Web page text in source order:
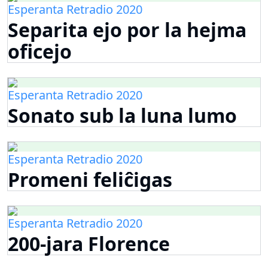
Esperanta Retradio 2020
Separita ejo por la hejma
oficejo
Esperanta Retradio 2020
Sonato sub la luna lumo
Esperanta Retradio 2020
Promeni feliĉigas
Esperanta Retradio 2020
200-jara Florence